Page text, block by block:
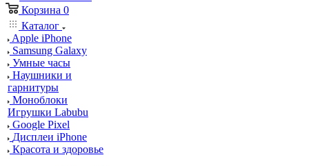
Корзина 0
Каталог
Apple iPhone
Samsung Galaxy
Умные часы
Наушники и
гарнитуры
Моноблоки
Игрушки Labubu
Google Pixel
Дисплеи iPhone
Красота и здоровье